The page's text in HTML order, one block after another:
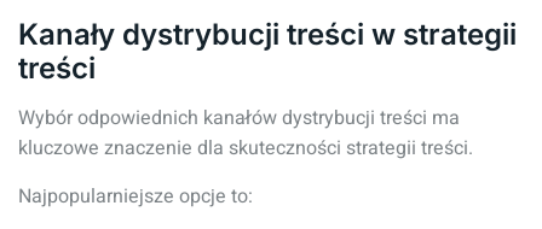
Kanały dystrybucji treści w strategii
treści
Wybór odpowiednich kanałów dystrybucji treści ma
kluczowe znaczenie dla skuteczności strategii treści.
Najpopularniejsze opcje to: